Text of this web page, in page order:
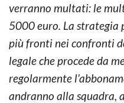
verranno multati: le
5000 euro. La strategia
più fronti nei confronti
legale che procede da
regolarmente
andranno alla squadra,